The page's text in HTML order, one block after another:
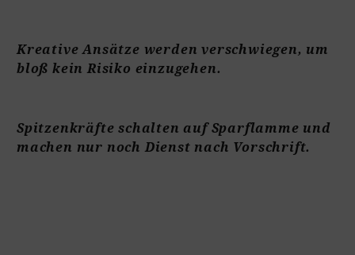
Kreative Ansätze werden verschwiegen, um
bloß kein Risiko einzugehen.
Spitzenkräfte schalten auf Sparflamme und
machen nur noch Dienst nach Vorschrift.